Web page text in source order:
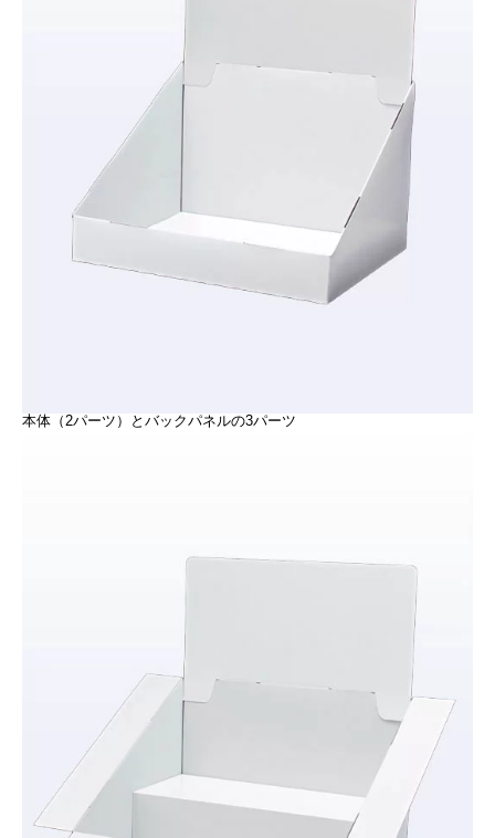
本体（2パーツ）とバックパネルの3パーツ